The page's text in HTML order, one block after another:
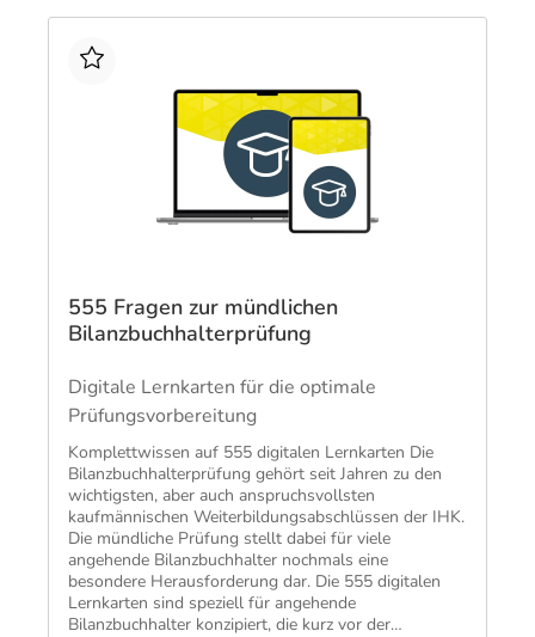
555 Fragen zur mündlichen
Bilanzbuchhalterprüfung
Digitale Lernkarten für die optimale
Prüfungsvorbereitung
Komplettwissen auf 555 digitalen Lernkarten Die
Bilanzbuchhalterprüfung gehört seit Jahren zu den
wichtigsten, aber auch anspruchsvollsten
kaufmännischen Weiterbildungsabschlüssen der IHK.
Die mündliche Prüfung stellt dabei für viele
angehende Bilanzbuchhalter nochmals eine
besondere Herausforderung dar. Die 555 digitalen
Lernkarten sind speziell für angehende
Bilanzbuchhalter konzipiert, die kurz vor der